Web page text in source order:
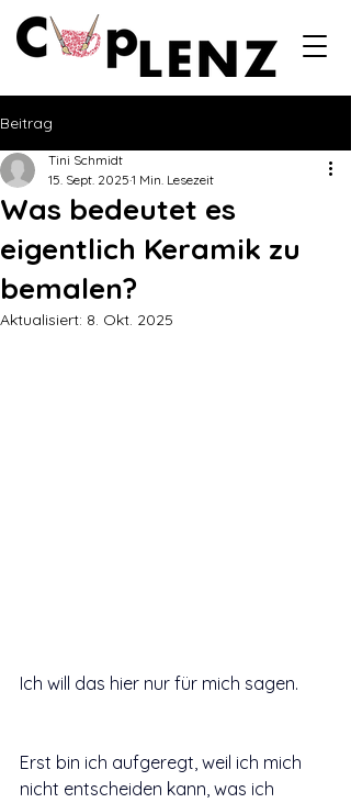
Beitrag
Was bedeutet es
eigentlich Keramik zu
bemalen?
Tini Schmidt
15. Sept. 2025 1 Min. Lesezeit
Aktualisiert: 8. Okt. 2025
Ich will das hier nur für mich sagen.
Erst bin ich aufgeregt, weil ich mich
nicht entscheiden kann, was ich